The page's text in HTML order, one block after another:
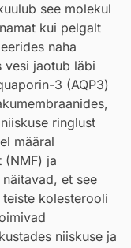
see molekul
kui pelgalt
naha
vesi jaotub läbi
3 (AQP3)
ringlust
määral
(NMF) ja
et see
teiste kolesterooli
niiskuse ja